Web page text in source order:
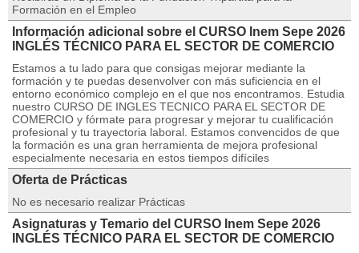
Formación en el Empleo
Información adicional sobre el CURSO Inem Sepe 2026
INGLÉS TÉCNICO PARA EL SECTOR DE COMERCIO
Estamos a tu lado para que consigas mejorar mediante la
formación y te puedas desenvolver con más suficiencia en el
entorno económico complejo en el que nos encontramos. Estudia
nuestro CURSO DE INGLES TECNICO PARA EL SECTOR DE
COMERCIO y fórmate para progresar y mejorar tu cualificación
profesional y tu trayectoria laboral. Estamos convencidos de que
la formación es una gran herramienta de mejora profesional
especialmente necesaria en estos tiempos difíciles
Oferta de Prácticas
No es necesario realizar Prácticas
Asignaturas y Temario del CURSO Inem Sepe 2026
INGLÉS TÉCNICO PARA EL SECTOR DE COMERCIO